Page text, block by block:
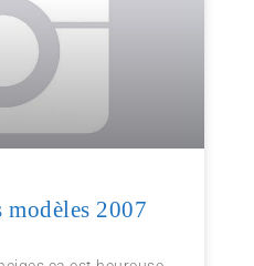
modèles 2007